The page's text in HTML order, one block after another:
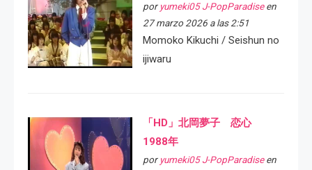
por yumeki05 J-PopParadiseen
27 marzo 2026 a las 2:51
Momoko Kikuchi / Seishun no
ijiwaru
「HD」北岡夢子 恋心
1988年
por yumeki05 J-PopParadiseen